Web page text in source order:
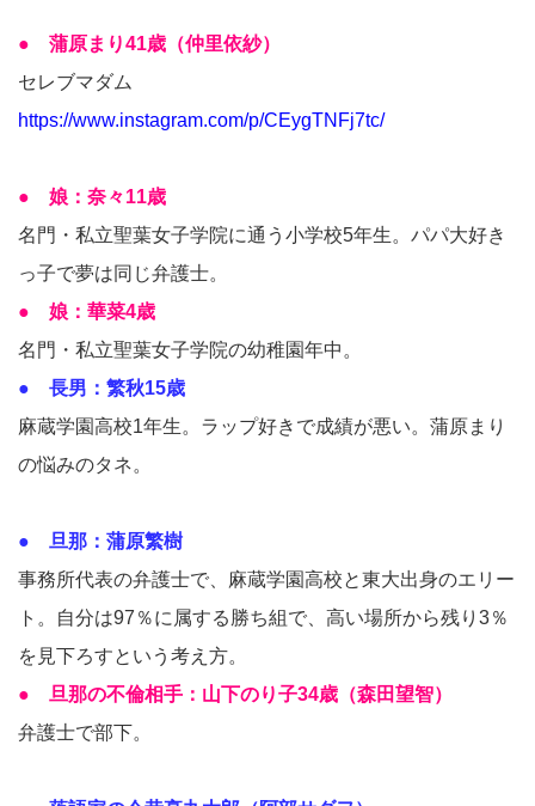
● 蒲原まり41歳（仲里依紗）
セレブマダム
https://www.instagram.com/p/CEygTNFj7tc/
● 娘：奈々11歳
名門・私立聖葉女子学院に通う小学校5年生。パパ大好き
っ子で夢は同じ弁護士。
● 娘：華菜4歳
名門・私立聖葉女子学院の幼稚園年中。
● 長男：繁秋15歳
麻蔵学園高校1年生。ラップ好きで成績が悪い。蒲原まり
の悩みのタネ。
● 旦那：蒲原繁樹
事務所代表の弁護士で、麻蔵学園高校と東大出身のエリー
ト。自分は97％に属する勝ち組で、高い場所から残り3％
を見下ろすという考え方。
● 旦那の不倫相手：山下のり子34歳（森田望智）
弁護士で部下。